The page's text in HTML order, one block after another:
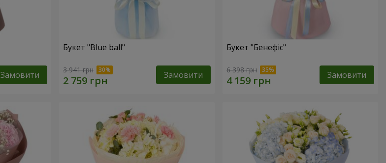
Замовити
Букет "Blue ball"
3 941 грн Замовити
Букет "Бенефіс"
6 398 грн Замовити